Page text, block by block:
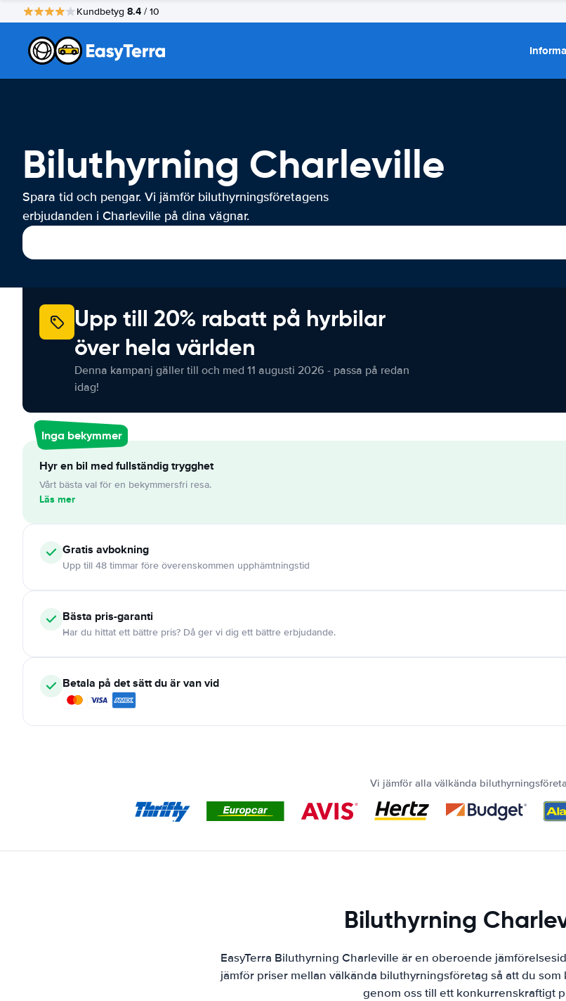
Kundbetyg 8.4 / 10
Biluthyrning Charleville
Spara tid och pengar. Vi jämför biluthyrningsföretagens
erbjudanden i Charleville på dina vägnar.
Upp till 20% rabatt på hyrbilar
över hela världen
Denna kampanj gäller till och med 11 augusti 2026 - passa på redan
idag!
Inga bekymmer
Hyr en bil med fullständig trygghet
Vårt bästa val för en bekymmersfri resa.
Läs mer
Gratis avbokning
Upp till 48 timmar före överenskommen upphämtningstid
Bästa pris-garanti
Har du hittat ett bättre pris? Då ger vi dig ett bättre erbjudande.
Betala på det sätt du är van vid
Vi jämför alla välkända
Biluthyrning
EasyTerra Biluthyrning Charleville är en oberoende
jämför priser mellan välkända biluthyrningsföretag så att du
genom oss till ett konkurrenskraftigt